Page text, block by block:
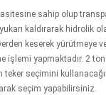
sahip olup
kaldırarak hidrolik
keserek yürütmeye
işlemi yapmaktadır. 2
teker seçimini
seçim yapabilirsiniz.